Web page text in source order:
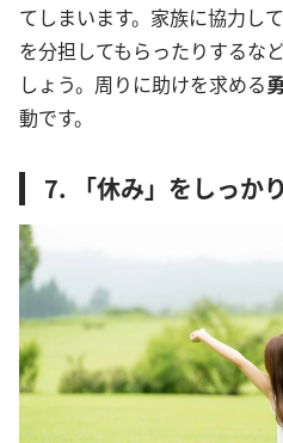
てしまいます。家族に協力し
を分担してもらったりするな
しょう。周りに助けを求める
動です。
7. 「休み」をしっか